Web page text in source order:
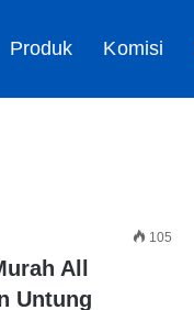
Produk Komisi
105
All
Untung